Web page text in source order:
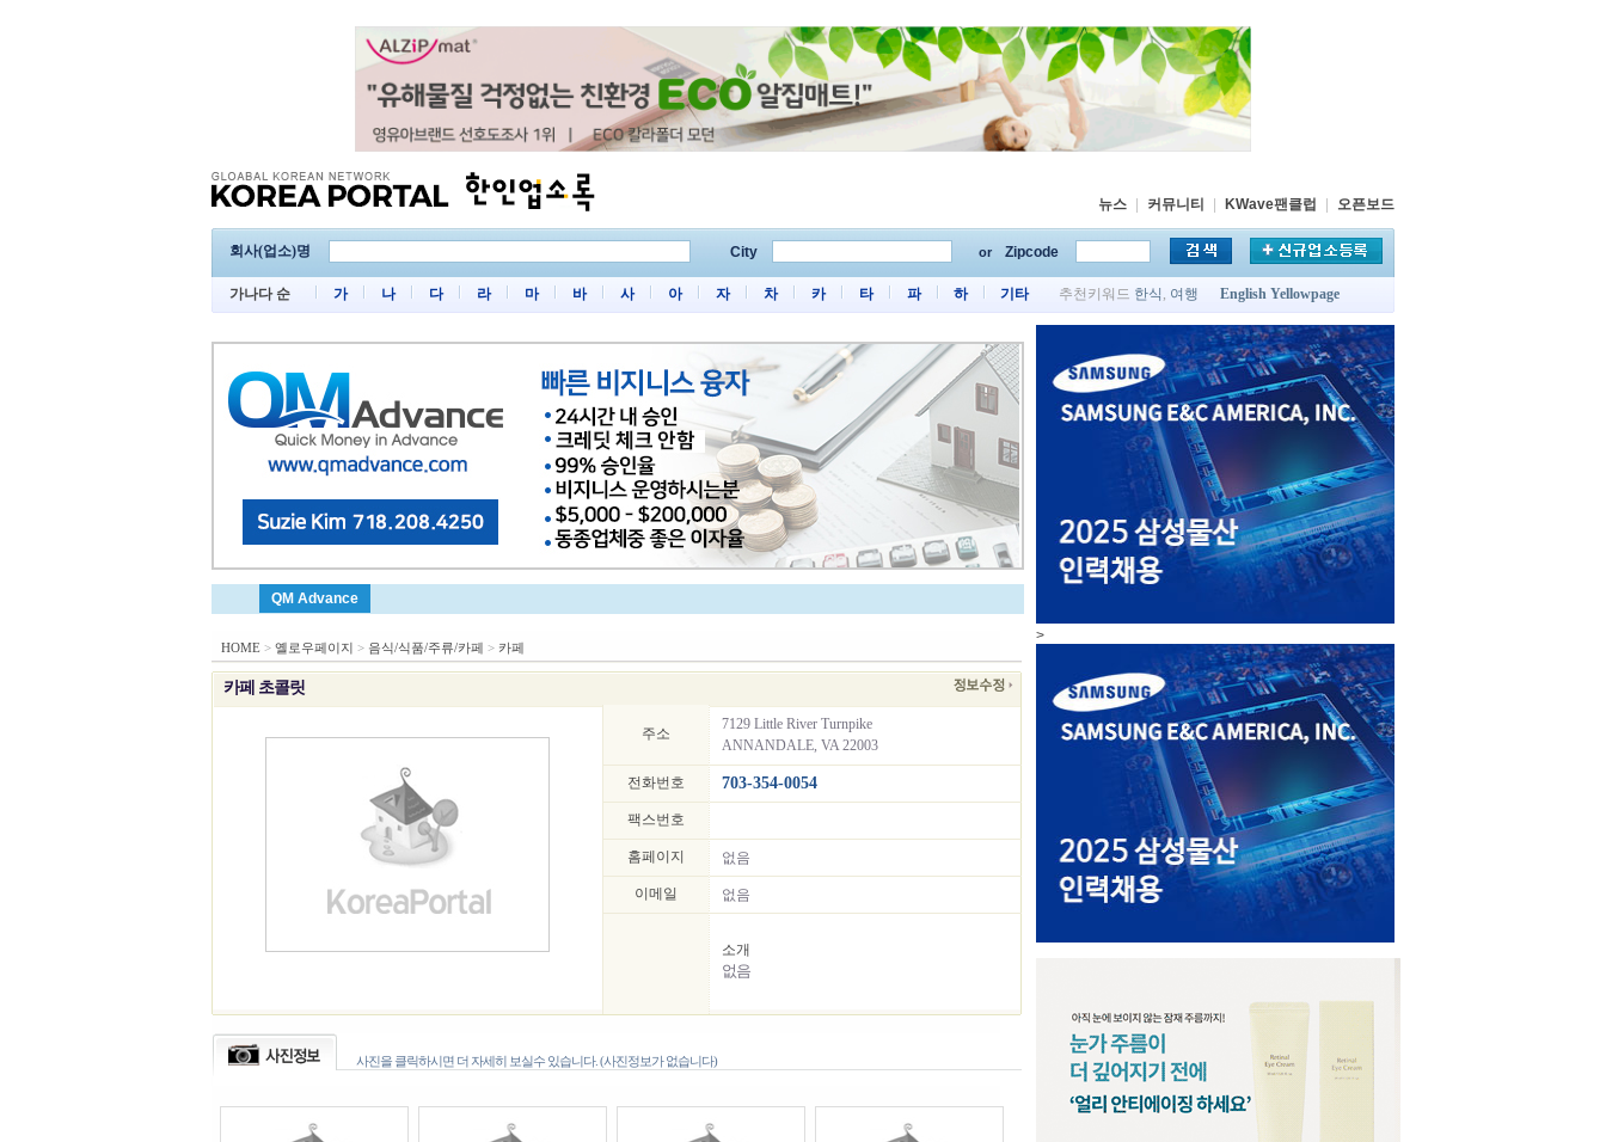
뉴스 커뮤니티 KWave팬클럽 오픈보드
회사(업소)명 City or Zipcode
가나다 순 가 나 다 라 마 바 사 아 자 차 카 타 파 하 기타 추천키워드 한식 , 여행 English Yellowpage
QM Advance
HOME > 옐로우페이지 > 음식/식품/주류/카페 > 카페
카페 초콜릿
주소
7129 Little River Turnpike
ANNANDALE, VA 22003
전화번호 703-354-0054
팩스번호
홈페이지 없음
이메일 없음
소개
없음
사진을 클릭하시면 더 자세히 보실수 있습니다. (사진정보가 없습니다)
>